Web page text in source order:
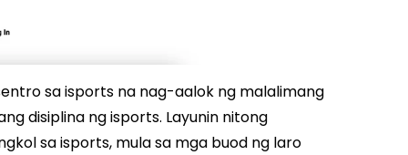
sa isports na nag-aalok ng malalimang
disiplina ng isports. Layunin nitong
sa isports, mula sa mga buod ng laro